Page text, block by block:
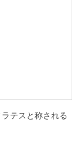
テスと称される